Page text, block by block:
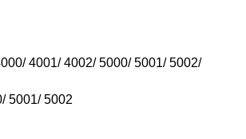
4001/ 4002/ 5000/ 5001/ 5002/
5001/ 5002